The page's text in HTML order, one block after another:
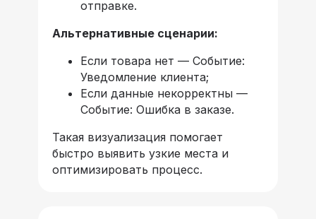
отправке.
Альтернативные сценарии:
Если товара нет — Событие:
Уведомление клиента;
Если данные некорректны —
Событие: Ошибка в заказе.
Такая визуализация помогает
быстро выявить узкие места и
оптимизировать процесс.